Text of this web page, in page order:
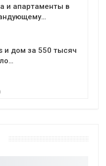
и апартаменты в
и дом за 550 тысяч